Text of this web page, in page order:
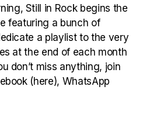
Still in Rock begins the
featuring a bunch of
a playlist to the very
at the end of each month
don’t miss anything, join
(here), WhatsApp